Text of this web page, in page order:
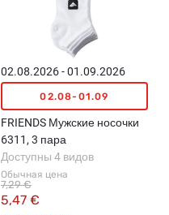
02.08.2026 - 01.09.2026
02.08-01.09
FRIENDS Мужские носочки
6311, 3 пара
Обычная цена
5,47 €
7,29 €
Доступны 4 видов